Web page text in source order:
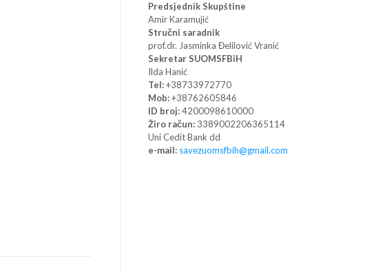
Predsjednik Skupštine
Amir Karamujić
Stručni saradnik
prof.dr. Jasminka Đelilović Vranić
Sekretar SUOMSFBiH
Ilda Hanić
Tel:+38733972770
Mob:+38762605846
ID broj:4200098610000
Žiro račun: 3389002206365114
Uni Cedit Bank dd
e-mail: savezuomsfbih@gmail.com